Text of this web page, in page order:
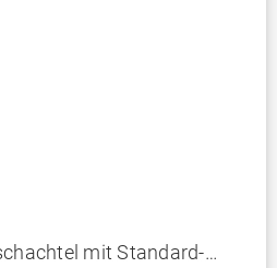
mit Standard-